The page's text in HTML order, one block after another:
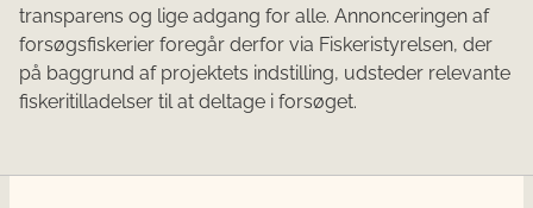
transparens og lige adgang for alle. Annonceringen af
forsøgsfiskerier foregår derfor via Fiskeristyrelsen, der
på baggrund af projektets indstilling, udsteder relevante
fiskeritilladelser til at deltage i forsøget.